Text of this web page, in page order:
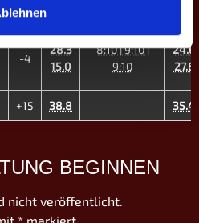
-4
28.3
15.0
8:10 | 9:10 |
9:10
24.6
27.6
+15 38.8 35.4
BEGINNEN
nicht veröffentlicht.